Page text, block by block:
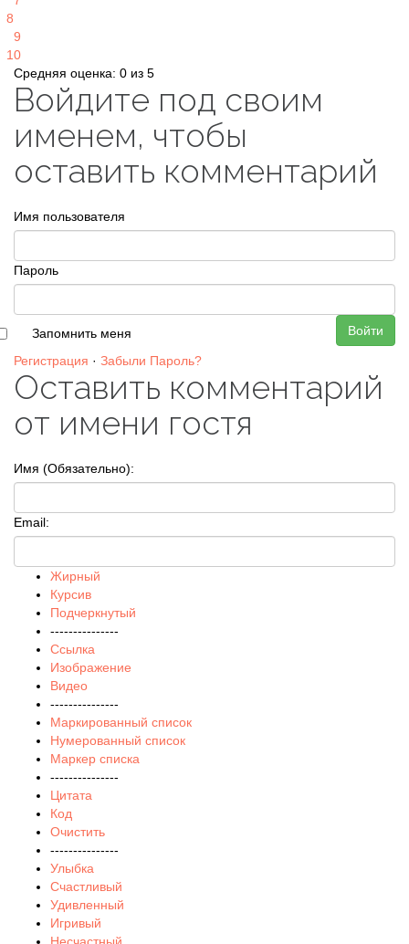
8
9
10
Средняя оценка: 0 из 5
Войдите под своим
именем, чтобы
оставить комментарий
Имя пользователя
Пароль
Войти
Запомнить меня
Регистрация · Забыли Пароль?
Оставить комментарий
от имени гостя
Имя (Обязательно):
Email:
Жирный
Курсив
Подчеркнутый
---------------
Ссылка
Изображение
Видео
---------------
Маркированный список
Нумерованный список
Маркер списка
---------------
Цитата
Код
Очистить
---------------
Улыбка
Счастливый
Удивленный
Игривый